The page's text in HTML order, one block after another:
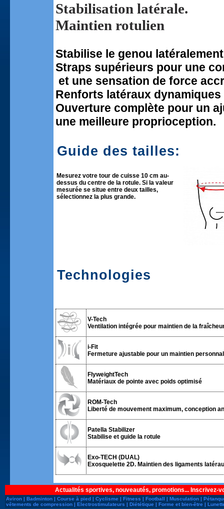
Stabilisation latérale.
Maintien rotulien
Stabilise le genou
Straps supérieurs pour une
et une sensation de force
Renforts latéraux
Ouverture complète pour un
une meilleure proprioception.
Guide des tailles:
Mesurez votre tour de cuisse 10 cm au-
dessus du centre de la rotule. Si la valeur
mesurée se situe entre deux tailles,
sélectionnez la plus grande.
Technologies
V-Tech
Ventilation intégrée pour maintien de la
i-Fit
Fermeture ajustable pour un maintien
FlyweightTech
Matériaux de pointe avec poids optimisé
ROM-Tech
Liberté de mouvement maximum, conception
Patella Stabilizer
Stabilise et guide la rotule
Exo-TECH (DUAL)
Exosquelette 2D. Maintien des ligaments
Actualités sportives, nouveautés, promotions... Inscrivez-
Aviron | Badminton | Course à pied | Cyclisme | Fitness | Football | Musculation |
vêtements de compression | Electrostimulateurs | Diététique | Forme et bien-être |